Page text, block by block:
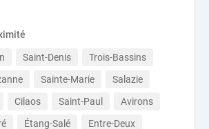
Saint-Denis
Trois-Bassins
Sainte-Marie
Salazie
Cilaos Saint-Paul
Avirons
Étang-Salé Entre-Deux